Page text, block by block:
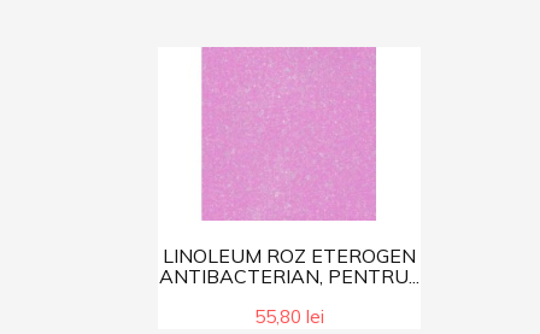
LINOLEUM ROZ ETEROGEN
ANTIBACTERIAN, PENTRU...
55,80 lei